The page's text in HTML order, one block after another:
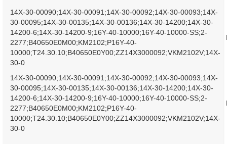
14X-30-00090;14X-30-00091;14X-30-00092;14X-30-00093;14X-
30-00095;14X-30-00135;14X-30-00136;14X-30-14200;14X-30-
14200-6;14X-30-14200-9;16Y-40-10000;16Y-40-10000-SS;2-
2277;B40650E0M00;KM2102;P16Y-40-
10000;T24.30.10;B40650E0Y00;ZZ14X3000092;VKM2102V;14X-
30-0
14X-30-00090;14X-30-00091;14X-30-00092;14X-30-00093;14X-
30-00095;14X-30-00135;14X-30-00136;14X-30-14200;14X-30-
14200-6;14X-30-14200-9;16Y-40-10000;16Y-40-10000-SS;2-
2277;B40650E0M00;KM2102;P16Y-40-
10000;T24.30.10;B40650E0Y00;ZZ14X3000092;VKM2102V;14X-
30-0